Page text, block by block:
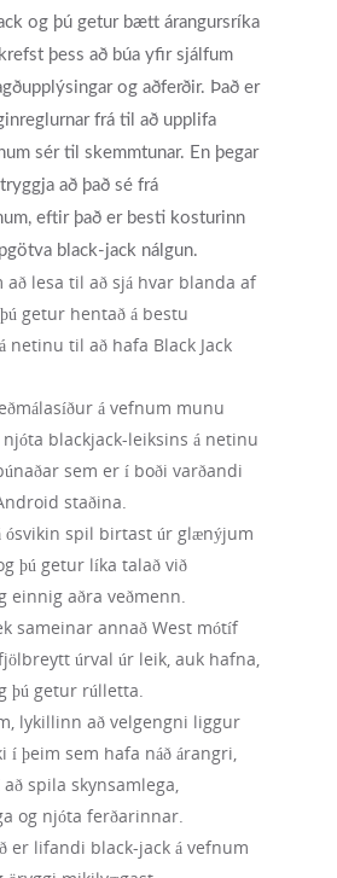
og þú getur bætt árangursríka
þess að búa yfir sjálfum
og aðferðir. Það er
frá til að upplifa
sér til skemmtunar. En þegar
að það sé frá
eftir það er besti kosturinn
black-jack nálgun.
að lesa til að sjá hvar blanda af
getur hentað á bestu
netinu til að hafa Black Jack
á vefnum munu
njóta blackjack-leiksins á netinu
sem er í boði varðandi
staðina.
ósvikin spil birtast úr glænýjum
þú getur líka talað við
einnig aðra veðmenn.
sameinar annað West mótíf
úrval úr leik, auk hafna,
þú getur rúlletta.
lykillinn að velgengni liggur
í þeim sem hafa náð árangri,
spila skynsamlega,
og njóta ferðarinnar.
er lifandi black-jack á vefnum